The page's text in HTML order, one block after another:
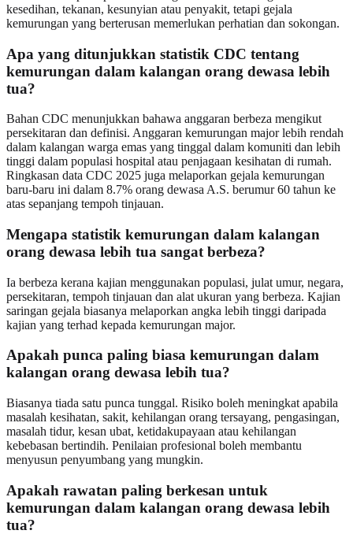
kesedihan, tekanan, kesunyian atau penyakit, tetapi gejala
kemurungan yang berterusan memerlukan perhatian dan sokongan.
Apa yang ditunjukkan statistik CDC tentang
kemurungan dalam kalangan orang dewasa lebih
tua?
Bahan CDC menunjukkan bahawa anggaran berbeza mengikut
persekitaran dan definisi. Anggaran kemurungan major lebih rendah
dalam kalangan warga emas yang tinggal dalam komuniti dan lebih
tinggi dalam populasi hospital atau penjagaan kesihatan di rumah.
Ringkasan data CDC 2025 juga melaporkan gejala kemurungan
baru-baru ini dalam 8.7% orang dewasa A.S. berumur 60 tahun ke
atas sepanjang tempoh tinjauan.
Mengapa statistik kemurungan dalam kalangan
orang dewasa lebih tua sangat berbeza?
Ia berbeza kerana kajian menggunakan populasi, julat umur, negara,
persekitaran, tempoh tinjauan dan alat ukuran yang berbeza. Kajian
saringan gejala biasanya melaporkan angka lebih tinggi daripada
kajian yang terhad kepada kemurungan major.
Apakah punca paling biasa kemurungan dalam
kalangan orang dewasa lebih tua?
Biasanya tiada satu punca tunggal. Risiko boleh meningkat apabila
masalah kesihatan, sakit, kehilangan orang tersayang, pengasingan,
masalah tidur, kesan ubat, ketidakupayaan atau kehilangan
kebebasan bertindih. Penilaian profesional boleh membantu
menyusun penyumbang yang mungkin.
Apakah rawatan paling berkesan untuk
kemurungan dalam kalangan orang dewasa lebih
tua?